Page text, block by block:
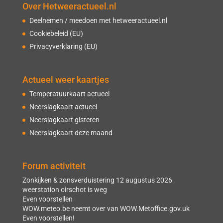
Over Hetweeractueel.nl
Deelnemen / meedoen met hetweeractueel.nl
Cookiebeleid (EU)
Privacyverklaring (EU)
Actueel weer kaartjes
Temperatuurkaart actueel
Neerslagkaart actueel
Neerslagkaart gisteren
Neerslagkaart deze maand
Forum activiteit
Zonkijken & zonsverduistering 12 augustus 2026
weerstation oirschot is weg
Even voorstellen
WOW.meteo.be neemt over van WOW.Metoffice.gov.uk
Even voorstellen!